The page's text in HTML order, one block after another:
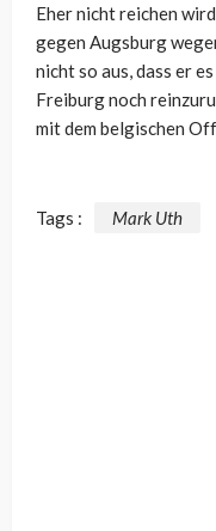
Eher nicht reichen
gegen Augsburg
nicht so aus, dass er
Freiburg noch
mit dem belgischen
Tags : Mark Uth